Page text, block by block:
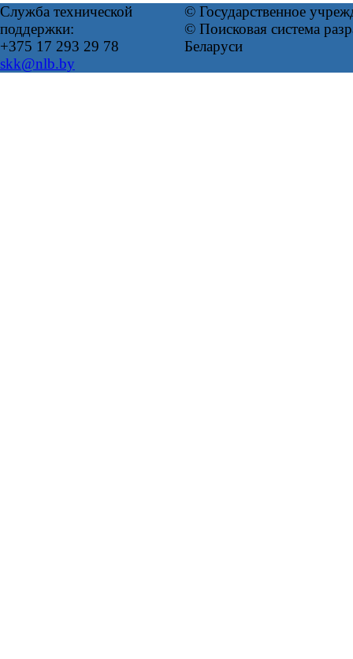
Служба технической
поддержки:
+375 17 293 29 78
skk@nlb.by
© Государственное
© Поисковая система
Беларуси